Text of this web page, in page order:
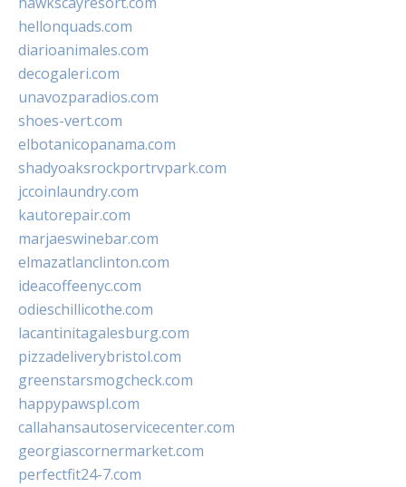
hellonquads.com
diarioanimales.com
decogaleri.com
unavozparadios.com
shoes-vert.com
elbotanicopanama.com
shadyoaksrockportrvpark.com
jccoinlaundry.com
kautorepair.com
marjaeswinebar.com
elmazatlanclinton.com
ideacoffeenyc.com
odieschillicothe.com
lacantinitagalesburg.com
pizzadeliverybristol.com
greenstarsmogcheck.com
happypawspl.com
callahansautoservicecenter.com
georgiascornermarket.com
perfectfit24-7.com